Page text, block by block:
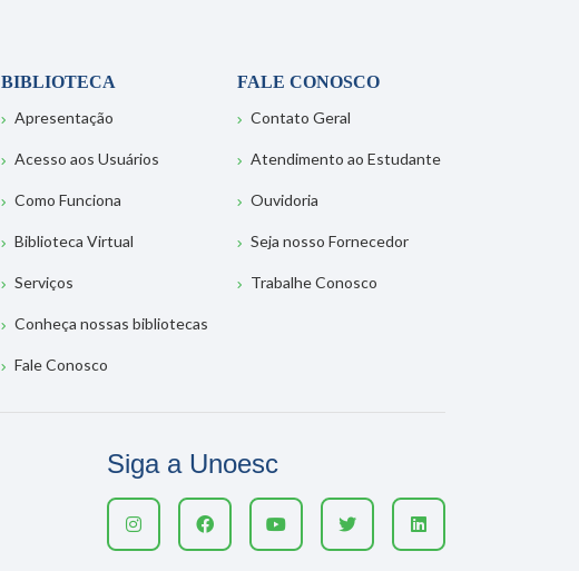
BIBLIOTECA
Apresentação
Acesso aos Usuários
Como Funciona
Biblioteca Virtual
Serviços
Conheça nossas bibliotecas
Fale Conosco
FALE CONOSCO
Contato Geral
Atendimento ao Estudante
Ouvidoria
Seja nosso Fornecedor
Trabalhe Conosco
Siga a Unoesc